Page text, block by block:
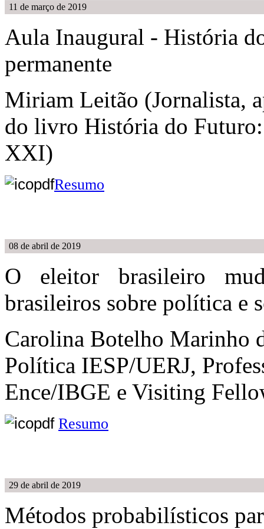
11 de março de 2019
Aula Inaugural - História
permanente
Miriam Leitão (Jornalista,
do livro História do
XXI)
Resumo
08 de abril de 2019
O eleitor brasileiro
brasileiros sobre política e
Carolina Botelho Marinho
Política IESP/UERJ,
Ence/IBGE e Visiting
Resumo
29 de abril de 2019
Métodos probabilísticos